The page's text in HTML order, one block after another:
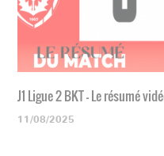
J1 Ligue 2 BKT - Le résumé
11/08/2025